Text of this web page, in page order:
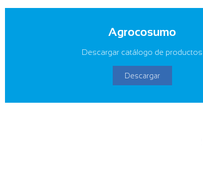
Agrocosumo
Descargar catálogo de productos
Descargar